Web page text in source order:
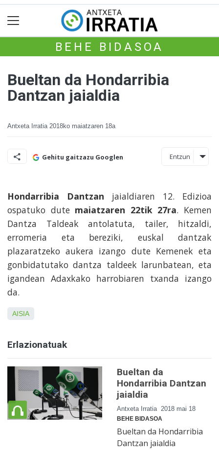
BEHE BIDASOA
Bueltan da Hondarribia
Dantzan jaialdia
Antxeta Irratia 2018ko maiatzaren 18a
Gehitu gaitzazu Googlen Entzun
Hondarribia Dantzan jaialdiaren 12. Edizioa
ospatuko dute maiatzaren 22tik 27ra. Kemen
Dantza Taldeak antolatuta, tailer, hitzaldi,
erromeria eta bereziki, euskal dantzak
plazaratzeko aukera izango dute Kemenek eta
gonbidatutako dantza taldeek larunbatean, eta
igandean Adaxkako harrobiaren txanda izango
da.
AISIA
Erlazionatuak
Bueltan da
Hondarribia Dantzan
jaialdia
Antxeta Irratia 2018 mai 18
BEHE BIDASOA
Bueltan da Hondarribia
Dantzan jaialdia